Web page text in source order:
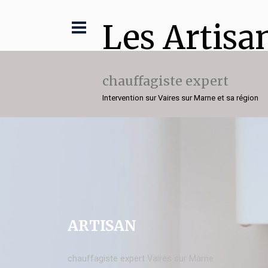
Les
chauffagiste expert
Intervention sur Vaires sur Marne et sa région
ARTISAN
chauffagiste expert Vaires sur Marne